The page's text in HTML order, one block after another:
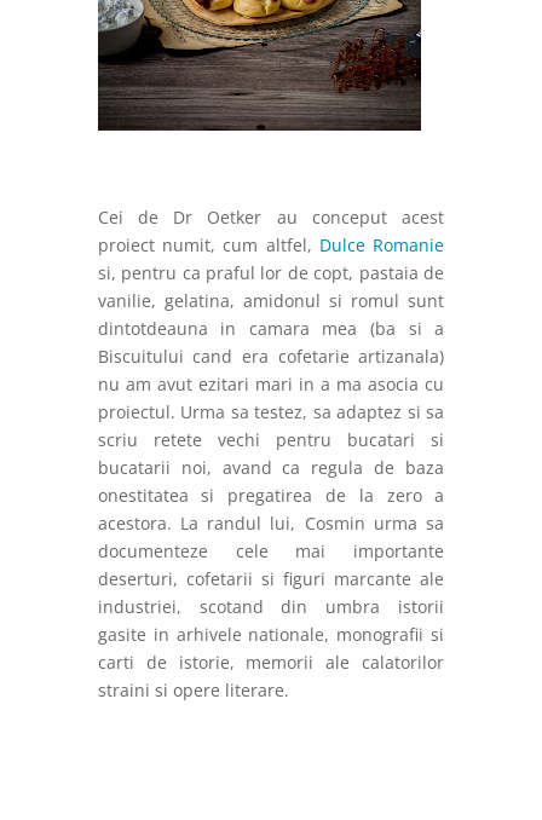
Cei de Dr Oetker au conceput acest
proiect numit, cum altfel, Dulce Romanie
si, pentru ca praful lor de copt, pastaia de
vanilie, gelatina, amidonul si romul sunt
dintotdeauna in camara mea (ba si a
Biscuitului cand era cofetarie artizanala)
nu am avut ezitari mari in a ma asocia cu
proiectul. Urma sa testez, sa adaptez si sa
scriu retete vechi pentru bucatari si
bucatarii noi, avand ca regula de baza
onestitatea si pregatirea de la zero a
acestora. La randul lui, Cosmin urma sa
documenteze cele mai importante
deserturi, cofetarii si figuri marcante ale
industriei, scotand din umbra istorii
gasite in arhivele nationale, monografii si
carti de istorie, memorii ale calatorilor
straini si opere literare.